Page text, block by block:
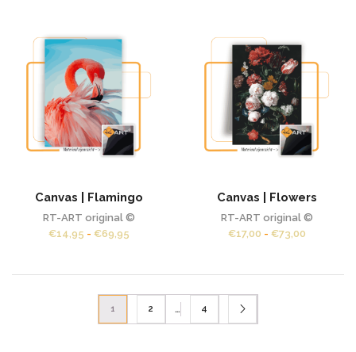
Canvas | Flamingo
RT-ART original ©
€14,95 - €69,95
€69,95
Canvas | Flowers
RT-ART original ©
€17,00 - €73,00
€73,00
1 2 … 4